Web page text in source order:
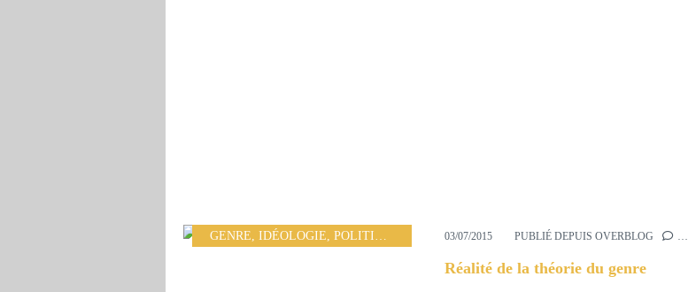
GENRE, IDÉOLOGIE, POLITIQUE SOCIÉTÉ03/07/2015 PUBLIÉ DEPUIS OVERBLOG …
Réalité de la théorie du genre